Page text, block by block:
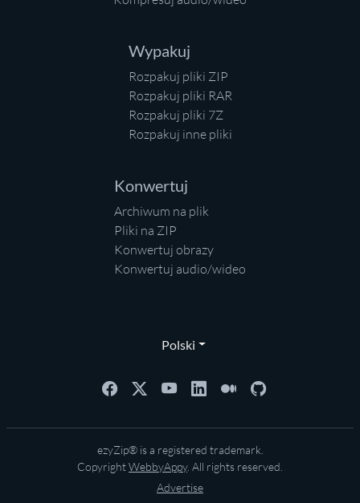
Wypakuj
Rozpakuj pliki ZIP
Rozpakuj pliki RAR
Rozpakuj pliki 7Z
Rozpakuj inne pliki
Konwertuj
Archiwum na plik
Pliki na ZIP
Konwertuj obrazy
Konwertuj audio/wideo
Polski
ezyZip® is a registered trademark.
CopyrightWebbyAppy. All rights reserved.
Advertise